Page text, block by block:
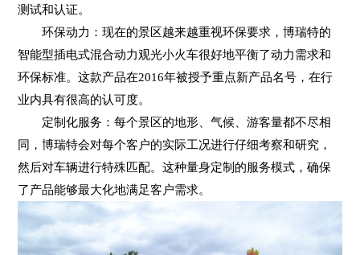
测试和认证。
环保动力：现在的景区越来越重视环保要求，博瑞特的
智能型插电式混合动力观光小火车很好地平衡了动力需求和
环保标准。这款产品在2016年被授予重点新产品名号，在行
业内具有很高的认可度。
定制化服务：每个景区的地形、气候、游客量都不尽相
同，博瑞特会对每个客户的实际工况进行仔细考察和研究，
然后对车辆进行特殊匹配。这种量身定制的服务模式，确保
了产品能够最大化地满足客户需求。